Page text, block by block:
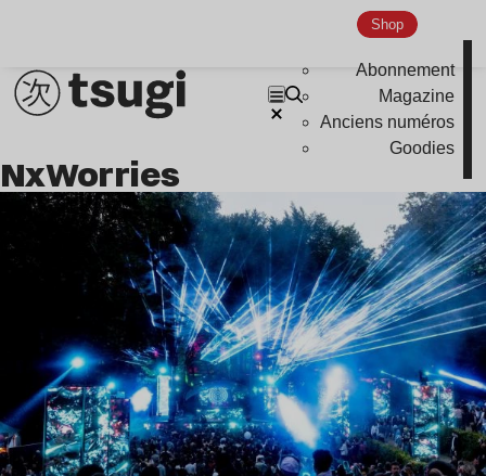
Shop
Abonnement
Magazine
Anciens numéros
Goodies
NxWorries